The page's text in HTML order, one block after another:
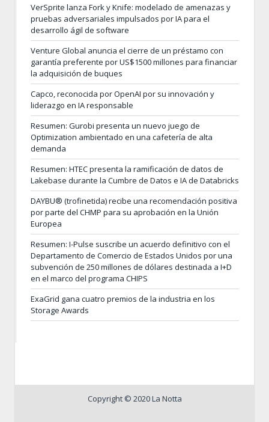
VerSprite lanza Fork y Knife: modelado de amenazas y
pruebas adversariales impulsados por IA para el
desarrollo ágil de software
Venture Global anuncia el cierre de un préstamo con
garantía preferente por US$1500 millones para financiar
la adquisición de buques
Capco, reconocida por OpenAI por su innovación y
liderazgo en IA responsable
Resumen: Gurobi presenta un nuevo juego de
Optimization ambientado en una cafetería de alta
demanda
Resumen: HTEC presenta la ramificación de datos de
Lakebase durante la Cumbre de Datos e IA de Databricks
DAYBU® (trofinetida) recibe una recomendación positiva
por parte del CHMP para su aprobación en la Unión
Europea
Resumen: I-Pulse suscribe un acuerdo definitivo con el
Departamento de Comercio de Estados Unidos por una
subvención de 250 millones de dólares destinada a I+D
en el marco del programa CHIPS
ExaGrid gana cuatro premios de la industria en los
Storage Awards
Copyright © 2020 La Notta